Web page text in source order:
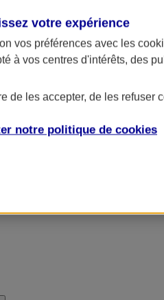
votre expérience
vos préférences avec les
à vos centres d'intérêts, des
de les accepter, de les refuser
notre politique de cookies